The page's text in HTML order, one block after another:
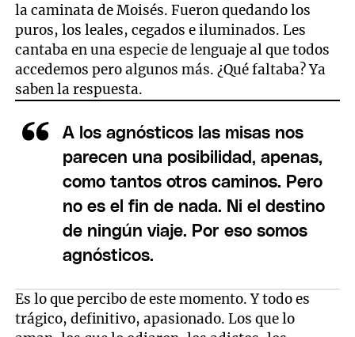
la caminata de Moisés. Fueron quedando los
puros, los leales, cegados e iluminados. Les
cantaba en una especie de lenguaje al que todos
accedemos pero algunos más. ¿Qué faltaba? Ya
saben la respuesta.
A los agnósticos las misas nos
parecen una posibilidad, apenas,
como tantos otros caminos. Pero
no es el fin de nada. Ni el destino
de ningún viaje. Por eso somos
agnósticos.
Es lo que percibo de este momento. Y todo es
trágico, definitivo, apasionado. Los que lo